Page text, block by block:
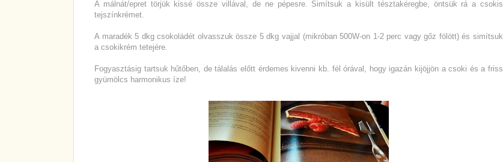
A málnát/epret törjük kissé össze villával, de ne pépesre. Simítsuk a kisült tésztakéregbe, öntsük rá a csokis
tejszínkrémet.
A maradék 5 dkg csokoládét olvasszuk össze 5 dkg vajjal (mikróban 500W-on 1-2 perc vagy gőz fölött) és simítsuk
a csokikrém tetejére.
Fogyasztásig tartsuk hűtőben, de tálalás előtt érdemes kivenni kb. fél órával, hogy igazán kijöjjön a csoki és a friss
gyümölcs harmonikus íze!